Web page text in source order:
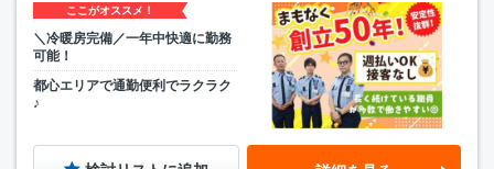
ここがオススメ！
＼冷暖房完備／一年中快適に勤務
可能！
都心エリアで通勤便利でラクラク
♪